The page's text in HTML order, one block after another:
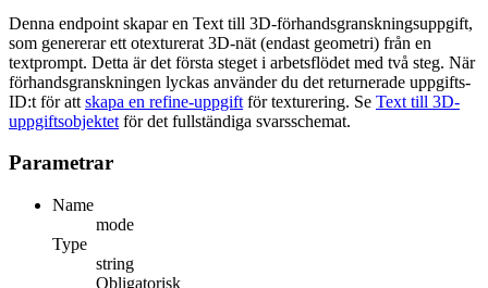
Denna endpoint skapar en Text till 3D-förhandsgranskningsuppgift,
som genererar ett otexturerat 3D-nät (endast geometri) från en
textprompt. Detta är det första steget i arbetsflödet med två steg. När
förhandsgranskningen lyckas använder du det returnerade uppgifts-
ID:t för att skapa en refine-uppgift för texturering. Se Text till 3D-
uppgiftsobjektet för det fullständiga svarsschemat.
Parametrar
Name
mode
Type
string
Obligatorisk